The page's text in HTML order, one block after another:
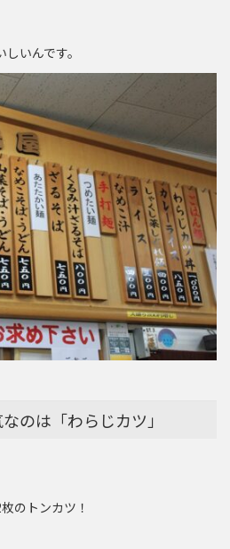
いんです。
のは「わらじカツ」
のトンカツ！